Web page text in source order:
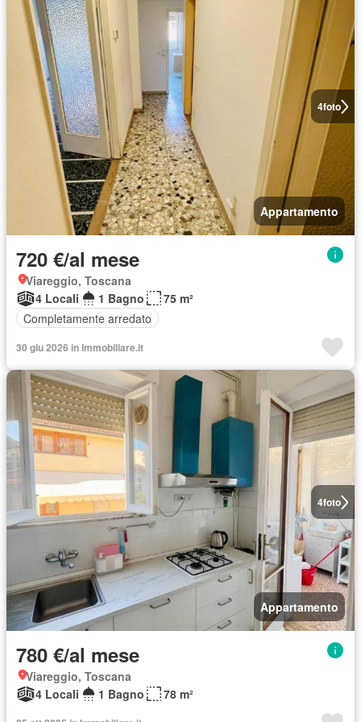
4foto
Appartamento
720 €/al mese
Viareggio, Toscana
4 Locali
1 Bagno
75 m²
Completamente arredato
30 giu 2026 in Immobiliare.it
4foto
Appartamento
780 €/al mese
Viareggio, Toscana
4 Locali
1 Bagno 78 m²